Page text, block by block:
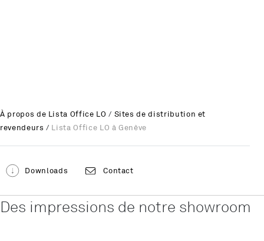
À propos de Lista Office LO / Sites de distribution et
revendeurs / Lista Office LO à Genève
Downloads Contact
Des impressions de notre showroom